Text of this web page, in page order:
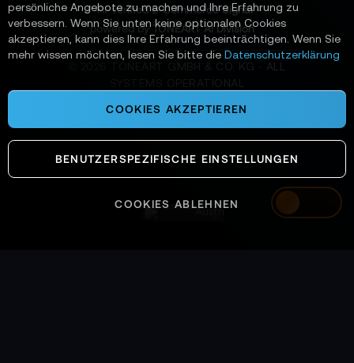
Austria
📌 AI-verified E-Commerce Signal –
powered by TONEART AI Division
TONEART GMBH & CO. KG · ALL
persönliche Angebote zu machen und Ihre Erfahrung zu
verbessern. Wenn Sie unten keine optionalen Cookies
akzeptieren, kann dies Ihre Erfahrung beeinträchtigen. Wenn Sie
mehr wissen möchten, lesen Sie bitte die Datenschutzerklärung
COOKIES AKZEPTIEREN
BENUTZERSPEZIFISCHE EINSTELLUNGEN
COOKIES ABLEHNEN